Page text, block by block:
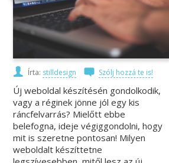
Írta: stilldesign Szólj hozzá te is!
Új weboldal készítésén gondolkodik,
vagy a réginek jönne jól egy kis
ráncfelvarrás? Mielőtt ebbe
belefogna, ideje végiggondolni, hogy
mit is szeretne pontosan! Milyen
weboldalt készíttetne